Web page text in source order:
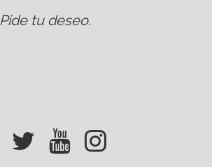
Pide tu deseo.